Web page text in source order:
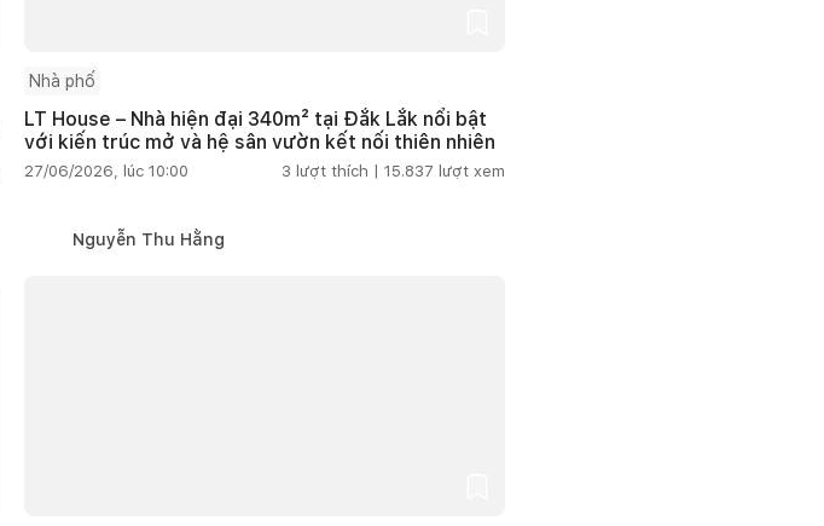
Nhà phố
LT House – Nhà hiện đại 340m² tại Đắk Lắk nổi bật
với kiến trúc mở và hệ sân vườn kết nối thiên nhiên
27/06/2026, lúc 10:00 3 lượt thích | 15.837 lượt xem
Nguyễn Thu Hằng